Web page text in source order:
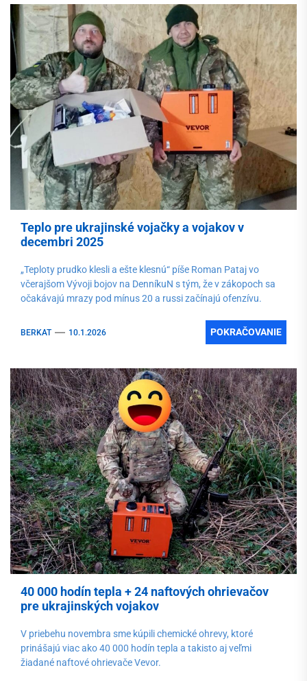
Teplo pre ukrajinské vojačky a vojakov v
decembri 2025
„Teploty prudko klesli a ešte klesnú“ píše Roman Pataj vo
včerajšom Vývoji bojov na DenníkuN s tým, že v zákopoch sa
očakávajú mrazy pod mínus 20 a russi začínajú ofenzívu.
BERKAT 10.1.2026 POKRAČOVANIE
40 000 hodín tepla + 24 naftových ohrievačov
pre ukrajinských vojakov
V priebehu novembra sme kúpili chemické ohrevy, ktoré
prinášajú viac ako 40 000 hodín tepla a takisto aj veľmi
žiadané naftové ohrievače Vevor.